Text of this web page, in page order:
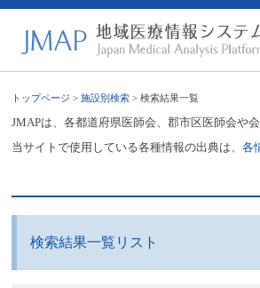
トップページ >施設別検索 > 検索結果一覧
JMAPは、各都道府県医師会、郡市区医師会や
当サイトで使用している各種情報の出典は、各
検索結果一覧リスト